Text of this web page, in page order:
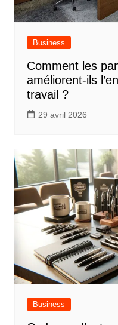
Business
Comment les
améliorent-ils
travail ?
29 avril 2026
Business